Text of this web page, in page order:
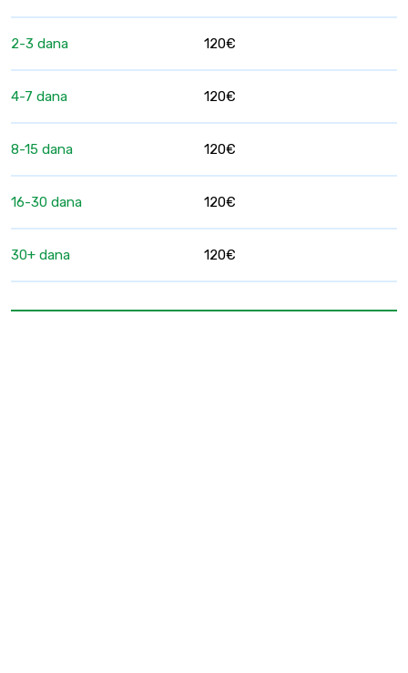
2-3 dana 120€
4-7 dana 120€
8-15 dana 120€
16-30 dana 120€
30+ dana 120€